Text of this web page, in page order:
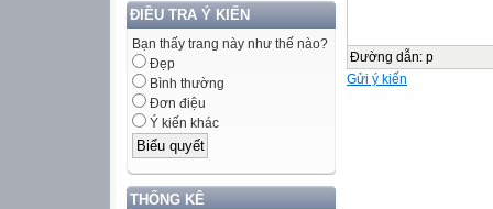
ĐIỀU TRA Ý KIẾN
Bạn thấy trang này như thế nào?
Đẹp
Bình thường
Đơn điệu
Ý kiến khác
THỐNG KÊ
Đường dẫn: p
Gửi ý kiến